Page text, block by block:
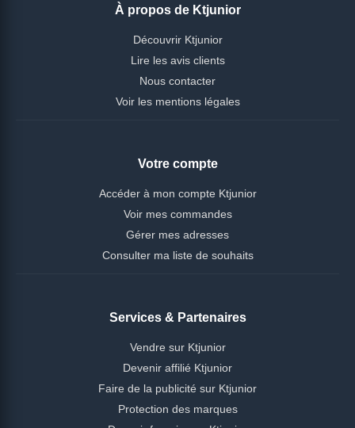
À propos de Ktjunior
Découvrir Ktjunior
Lire les avis clients
Nous contacter
Voir les mentions légales
Votre compte
Accéder à mon compte Ktjunior
Voir mes commandes
Gérer mes adresses
Consulter ma liste de souhaits
Services & Partenaires
Vendre sur Ktjunior
Devenir affilié Ktjunior
Faire de la publicité sur Ktjunior
Protection des marques